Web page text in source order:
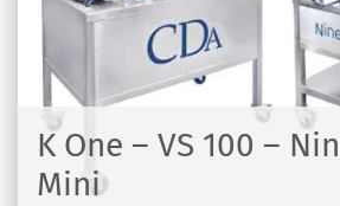
K One – VS 100 –
Mini